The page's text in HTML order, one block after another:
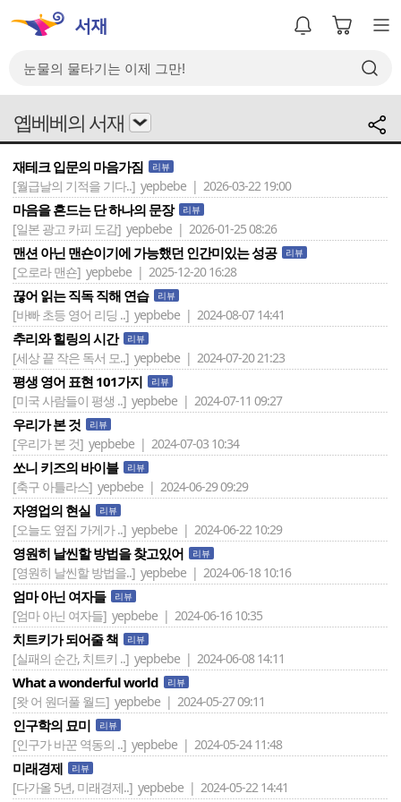
옙베베의 서재
재테크 입문의 마음가짐 리뷰
[월급날의 기적을 기다..] yepbebe | 2026-03-22 19:00
마음을 흔드는 단 하나의 문장 리뷰
[일본 광고 카피 도감] yepbebe | 2026-01-25 08:26
맨션 아닌 맨숀이기에 가능했던 인간미있는 성공 리뷰
[오로라 맨숀] yepbebe | 2025-12-20 16:28
끊어 읽는 직독 직해 연습 리뷰
[바빠 초등 영어 리딩 ..] yepbebe | 2024-08-07 14:41
추리와 힐링의 시간 리뷰
[세상 끝 작은 독서 모..] yepbebe | 2024-07-20 21:23
평생 영어 표현 101가지 리뷰
[미국 사람들이 평생 ..] yepbebe | 2024-07-11 09:27
우리가 본 것 리뷰
[우리가 본 것] yepbebe | 2024-07-03 10:34
쏘니 키즈의 바이블 리뷰
[축구 아틀라스] yepbebe | 2024-06-29 09:29
자영업의 현실 리뷰
[오늘도 옆집 가게가 ..] yepbebe | 2024-06-22 10:29
영원히 날씬할 방법을 찾고있어 리뷰
[영원히 날씬할 방법을..] yepbebe | 2024-06-18 10:16
엄마 아닌 여자들 리뷰
[엄마 아닌 여자들] yepbebe | 2024-06-16 10:35
치트키가 되어줄 책 리뷰
[실패의 순간, 치트키 ..] yepbebe | 2024-06-08 14:11
What a wonderful world 리뷰
[왓 어 원더풀 월드] yepbebe | 2024-05-27 09:11
인구학의 묘미 리뷰
[인구가 바꾼 역동의 ..] yepbebe | 2024-05-24 11:48
미래경제 리뷰
[다가올 5년, 미래경제..] yepbebe | 2024-05-22 14:41